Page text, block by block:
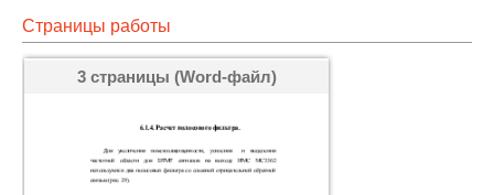
Страницы работы
3 страницы (Word-файл)